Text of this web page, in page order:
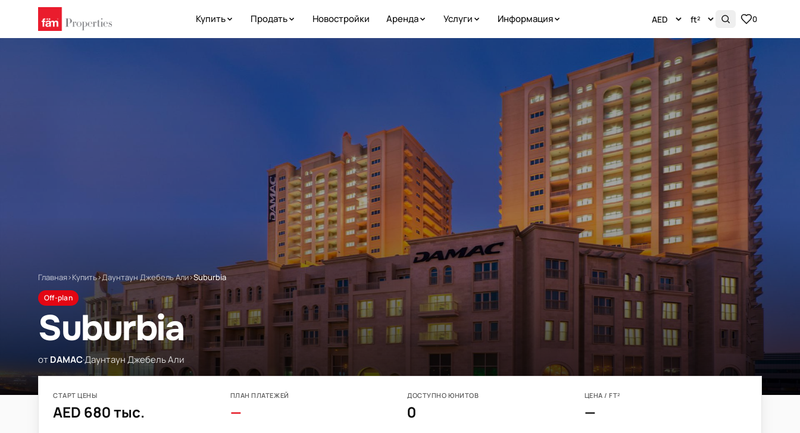
Купить Продать Новостройки Аренда Услуги Информация 0
Главная›Купить›Даунтаун Джебель Али›Suburbia
Off-plan
Suburbia
отDAMAC·Даунтаун Джебель Али
СТАРТ ЦЕНЫ
AED 680 тыс.
ПЛАН ПЛАТЕЖЕЙ
—
ДОСТУПНО ЮНИТОВ
0
ЦЕНА / FT²
—